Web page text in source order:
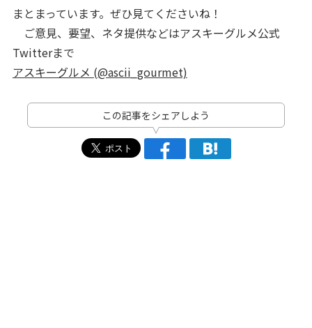
まとまっています。ぜひ見てくださいね！
ご意見、要望、ネタ提供などはアスキーグルメ公式
Twitterまで
アスキーグルメ (@ascii_gourmet)
この記事をシェアしよう